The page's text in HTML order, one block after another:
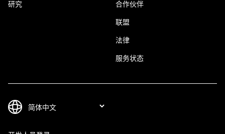
研究 合作伙伴
联盟
法律
服务状态